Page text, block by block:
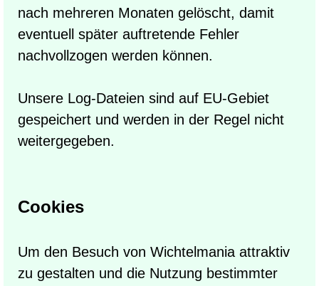
nach mehreren Monaten gelöscht, damit
eventuell später auftretende Fehler
nachvollzogen werden können.
Unsere Log-Dateien sind auf EU-Gebiet
gespeichert und werden in der Regel nicht
weitergegeben.
Cookies
Um den Besuch von Wichtelmania attraktiv
zu gestalten und die Nutzung bestimmter